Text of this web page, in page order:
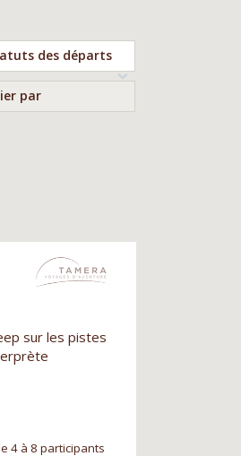
des départs
par
sur les pistes
4 à 8 participants